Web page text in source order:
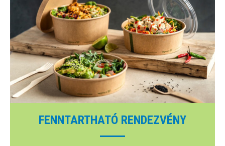
FENNTARTHATÓ RENDEZVÉNY